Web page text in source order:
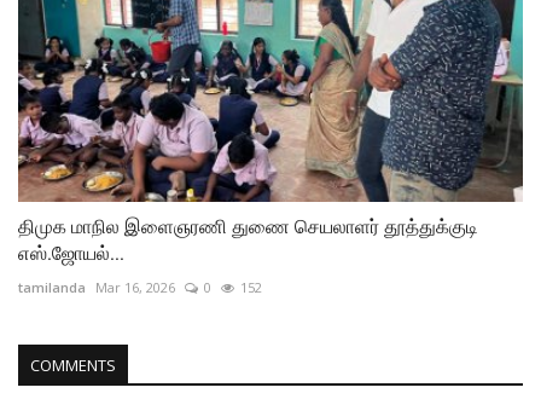
திமுக மாநில இளைஞரணி துணை செயலாளர் தூத்துக்குடி
எஸ்.ஜோயல்...
tamilanda Mar 16, 2026 0 152
COMMENTS